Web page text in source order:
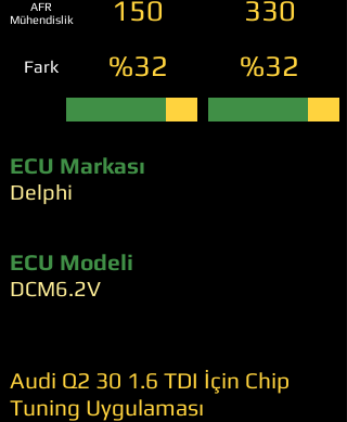
AFR
Mühendislik
150 330
Fark %32 %32
ECU Markası
Delphi
ECU Modeli
DCM6.2V
Audi Q2 30 1.6 TDI İçin Chip
Tuning Uygulaması